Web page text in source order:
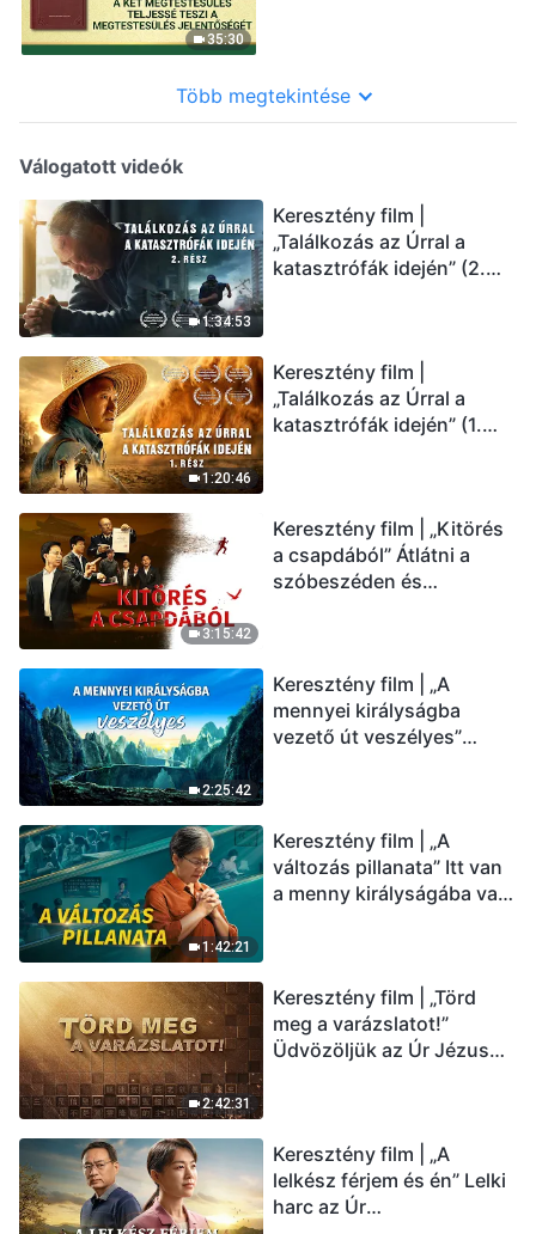
35:30
Több megtekintése
Válogatott videók
1:34:53
Keresztény film |
„Találkozás az Úrral a
katasztrófák idején” (2.
országába? (Magyar
szinkron)
1:20:46
Keresztény film |
„Találkozás az Úrral a
katasztrófák idején” (1.
3:15:42
Keresztény film | „Kitörés
a csapdából” Átlátni a
szóbeszéden és
2:25:42
Keresztény film | „A
mennyei királyságba
vezető út veszélyes”
1:42:21
Keresztény film | „A
változás pillanata” Itt van
a menny királyságába való
2:42:31
Keresztény film | „Törd
meg a varázslatot!”
Üdvözöljük az Úr Jézus
Keresztény film | „A
lelkész férjem és én” Lelki
harc az Úr